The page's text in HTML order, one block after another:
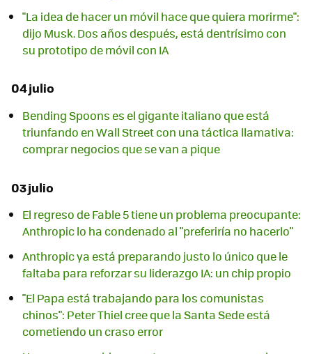
"La idea de hacer un móvil hace que quiera morirme":
dijo Musk. Dos años después, está dentrísimo con
su prototipo de móvil con IA
04 julio
Bending Spoons es el gigante italiano que está
triunfando en Wall Street con una táctica llamativa:
comprar negocios que se van a pique
03 julio
El regreso de Fable 5 tiene un problema preocupante:
Anthropic lo ha condenado al "preferiría no hacerlo"
Anthropic ya está preparando justo lo único que le
faltaba para reforzar su liderazgo IA: un chip propio
"El Papa está trabajando para los comunistas
chinos": Peter Thiel cree que la Santa Sede está
cometiendo un craso error